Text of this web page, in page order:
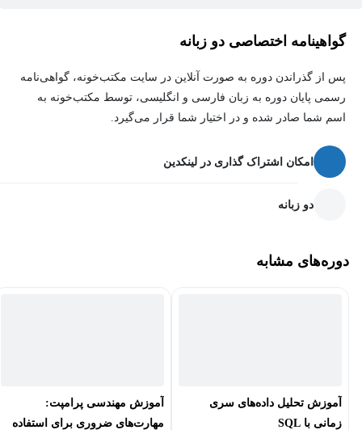
داده‌های پیچیده و تجزیه و تحلیل‌های کسب‌وکار خود را به شکلی ساده و
قابل فهم برای دیگران ارائه کنید. این دوره، شما را از یک مبتدی به یک
Publisher تبدیل خواهد کرد.
گواهینامه اختصاصی دو زبانه
پس از گذراندن دوره به صورت آنلاین در سایت مکتب‌خونه، گواهی‌نامه
رسمی پایان دوره به زبان فارسی و انگلیسی، توسط مکتب‌خونه به
اسم شما صادر شده و در اختیار شما قرار می‌گیرد.
امکان اشتراک گذاری در لینکدین
دو زبانه
دوره‌های مشابه
آموزش تحلیل داده‌های سری
زمانی با SQL
آموزش مهندسی پرامپت:
مهارت‌های ضروری برای استفاده